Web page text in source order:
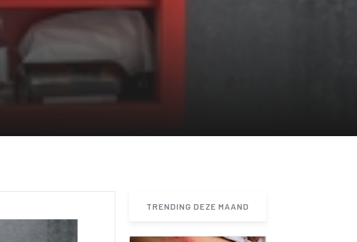
TRENDING DEZE MAAND